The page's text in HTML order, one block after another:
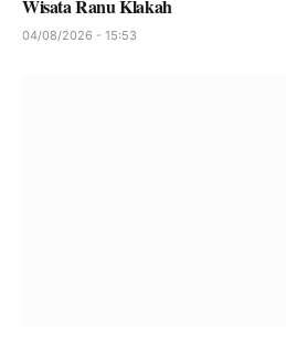
Wisata Ranu Klakah
04/08/2026 - 15:53